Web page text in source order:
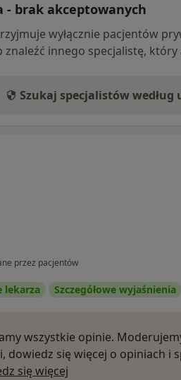
- brak akceptowanych
wyłącznie pacjentów
znaleźć innego specjalistę,
Szukaj specjalistów według
przez pacjentów
lekarza Szczegółowe wyjaśnienia
wszystkie opinie.
dowiedz się więcej o opiniach i
się więcej